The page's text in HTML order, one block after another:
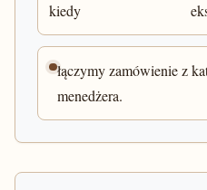
kiedy
łączymy zamówienie z
menedżera.